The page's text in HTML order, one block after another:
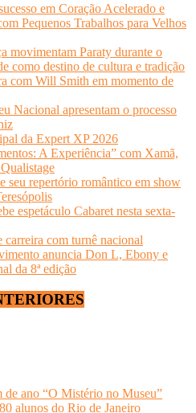
em Coração Acelerado e
Pequenos Trabalhos para Velhos
movimentam Paraty durante o
como destino de cultura e tradição
com Will Smith em momento de
Nacional apresentam o processo
da Expert XP 2026
A Experiência” com Xamã,
seu repertório romântico em show
espetáculo Cabaret nesta sexta-
carreira com turnê nacional
anuncia Don L, Ebony e
da 8ª edição
de ano “O Mistério no Museu”
alunos do Rio de Janeiro